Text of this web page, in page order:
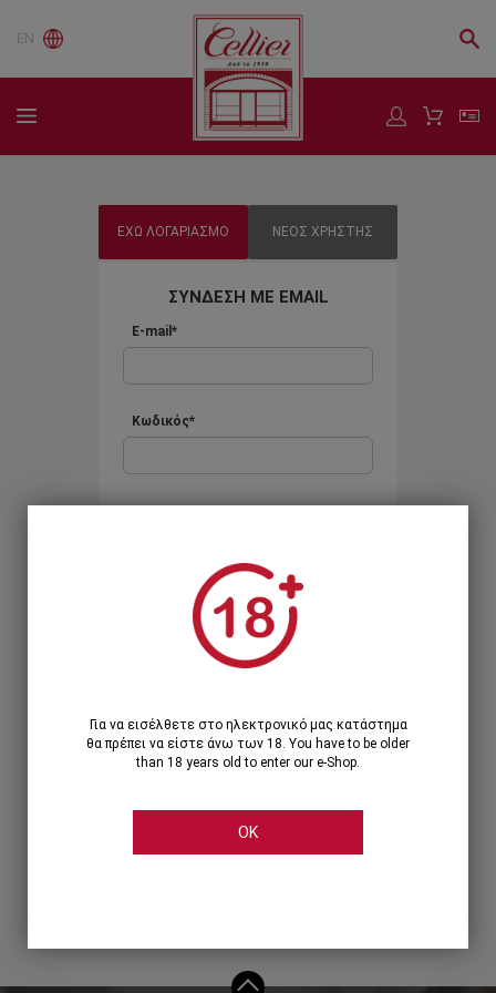
EN
ΕΧΩ ΛΟΓΑΡΙΑΣΜΟ ΝΕΟΣ ΧΡΗΣΤΗΣ
ΣΥΝΔΕΣΗ ΜΕ EMAIL
E-mail*
Κωδικός*
Ξεχάσατε τον κωδικό;
Ή
ΣΥΝΔΕΣΗ ΜΕ ...
Για να εισέλθετε στο ηλεκτρονικό μας κατάστημα
θα πρέπει να είστε άνω των 18. You have to be older
than 18 years old to enter our e-Shop.
OK